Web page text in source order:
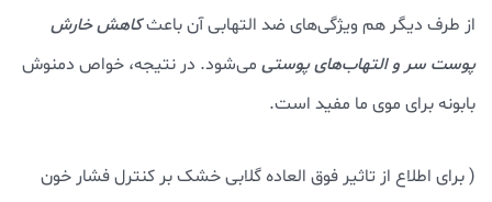
از طرف دیگر هم ویژگی‌های ضد التهابی آن باعثکاهش خارش
پوست سر و التهاب‌های پوستی می‌شود. در نتیجه، خواص دمنوش
بابونه برای موی ما مفید است.
( برای اطلاع از تاثیر فوق العاده گلابی خشک بر کنترل فشار خون